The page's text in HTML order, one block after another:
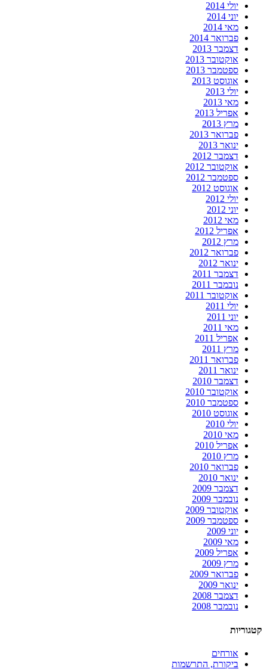
יולי 2014
יוני 2014
מאי 2014
פברואר 2014
דצמבר 2013
אוקטובר 2013
ספטמבר 2013
אוגוסט 2013
יולי 2013
מאי 2013
אפריל 2013
מרץ 2013
פברואר 2013
ינואר 2013
דצמבר 2012
אוקטובר 2012
ספטמבר 2012
אוגוסט 2012
יולי 2012
יוני 2012
מאי 2012
אפריל 2012
מרץ 2012
פברואר 2012
ינואר 2012
דצמבר 2011
נובמבר 2011
אוקטובר 2011
יולי 2011
יוני 2011
מאי 2011
אפריל 2011
מרץ 2011
פברואר 2011
ינואר 2011
דצמבר 2010
אוקטובר 2010
ספטמבר 2010
אוגוסט 2010
יולי 2010
מאי 2010
אפריל 2010
מרץ 2010
פברואר 2010
ינואר 2010
דצמבר 2009
נובמבר 2009
אוקטובר 2009
ספטמבר 2009
יוני 2009
מאי 2009
אפריל 2009
מרץ 2009
פברואר 2009
ינואר 2009
דצמבר 2008
נובמבר 2008
קטגוריות
אורחים
ביקורת, התרשמות